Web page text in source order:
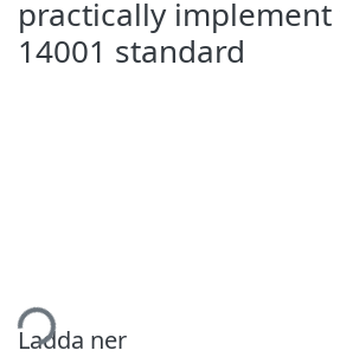
practically implement
14001 standard
Ladda ner